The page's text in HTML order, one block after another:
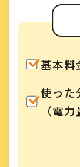
基本料
使った
（電